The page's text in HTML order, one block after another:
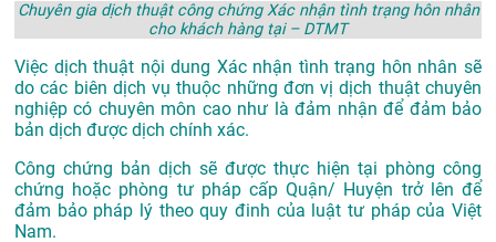
Chuyên gia dịch thuật công chứng Xác nhận tình trạng hôn nhân
cho khách hàng tại – DTMT
Việc dịch thuật nội dung Xác nhận tình trạng hôn nhân sẽ
do các biên dịch vụ thuộc những đơn vị dịch thuật chuyên
nghiệp có chuyên môn cao như là đảm nhận để đảm bảo
bản dịch được dịch chính xác.
Công chứng bản dịch sẽ được thực hiện tại phòng công
chứng hoặc phòng tư pháp cấp Quận/ Huyện trở lên để
đảm bảo pháp lý theo quy đinh của luật tư pháp của Việt
Nam.